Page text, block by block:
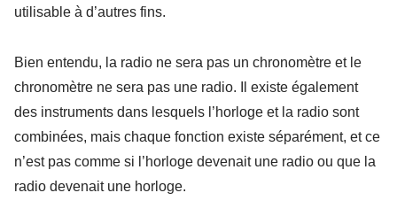
utilisable à d’autres fins.
Bien entendu, la radio ne sera pas un chronomètre et le
chronomètre ne sera pas une radio. Il existe également
des instruments dans lesquels l’horloge et la radio sont
combinées, mais chaque fonction existe séparément, et ce
n’est pas comme si l’horloge devenait une radio ou que la
radio devenait une horloge.